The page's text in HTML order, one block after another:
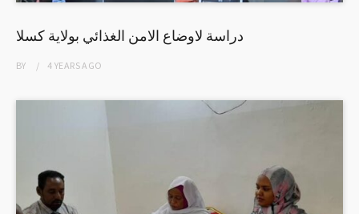
دراسة لاوضاع الامن الغذائي بولاية كسلا
BY 4 YEARSAGO